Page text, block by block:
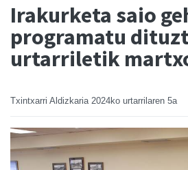
Irakurketa saio
programatu
urtarriletik
Txintxarri Aldizkaria 2024ko urtarrilaren 5a